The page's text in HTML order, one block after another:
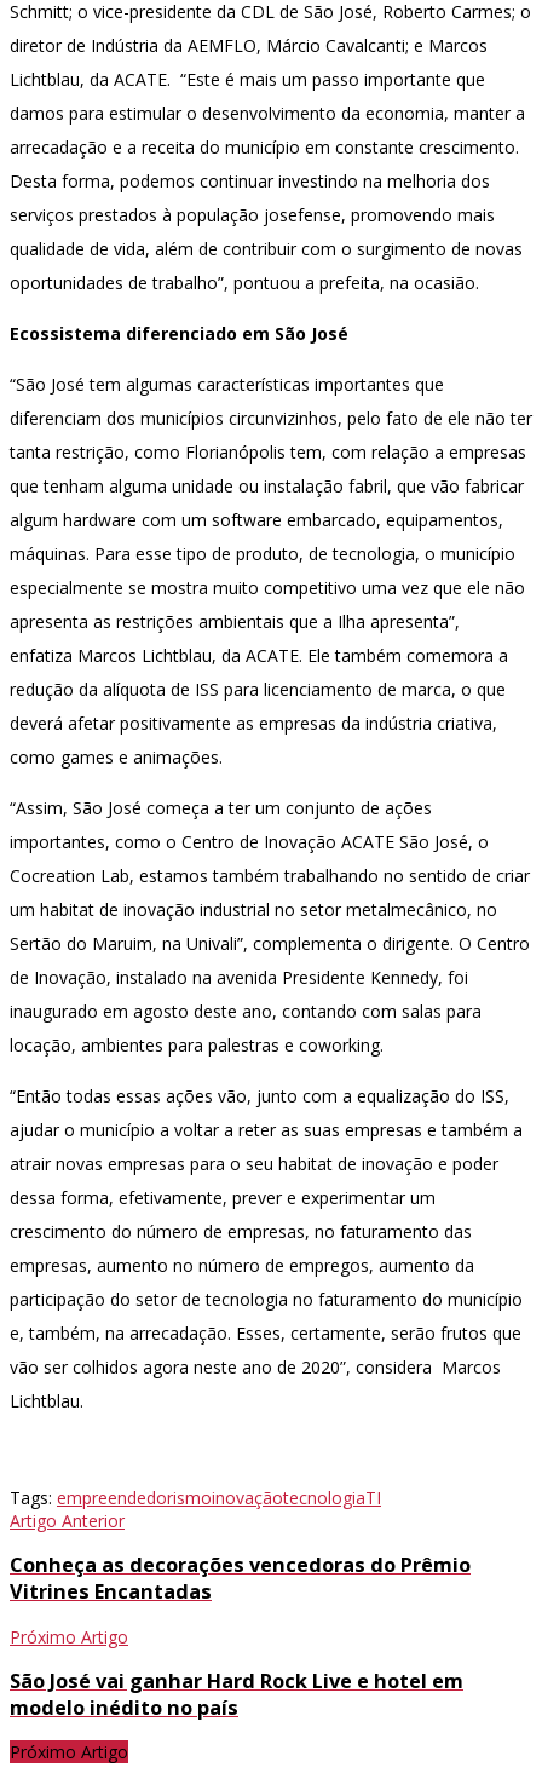
Schmitt; o vice-presidente da CDL de São José, Roberto Carmes; o
diretor de Indústria da AEMFLO, Márcio Cavalcanti; e Marcos
Lichtblau, da ACATE. “Este é mais um passo importante que
damos para estimular o desenvolvimento da economia, manter a
arrecadação e a receita do município em constante crescimento.
Desta forma, podemos continuar investindo na melhoria dos
serviços prestados à população josefense, promovendo mais
qualidade de vida, além de contribuir com o surgimento de novas
oportunidades de trabalho”, pontuou a prefeita, na ocasião.
Ecossistema diferenciado em São José
“São José tem algumas características importantes que
diferenciam dos municípios circunvizinhos, pelo fato de ele não ter
tanta restrição, como Florianópolis tem, com relação a empresas
que tenham alguma unidade ou instalação fabril, que vão fabricar
algum hardware com um software embarcado, equipamentos,
máquinas. Para esse tipo de produto, de tecnologia, o município
especialmente se mostra muito competitivo uma vez que ele não
apresenta as restrições ambientais que a Ilha apresenta”,
enfatiza Marcos Lichtblau, da ACATE. Ele também comemora a
redução da alíquota de ISS para licenciamento de marca, o que
deverá afetar positivamente as empresas da indústria criativa,
como games e animações.
“Assim, São José começa a ter um conjunto de ações
importantes, como o Centro de Inovação ACATE São José, o
Cocreation Lab, estamos também trabalhando no sentido de criar
um habitat de inovação industrial no setor metalmecânico, no
Sertão do Maruim, na Univali”, complementa o dirigente. O Centro
de Inovação, instalado na avenida Presidente Kennedy, foi
inaugurado em agosto deste ano, contando com salas para
locação, ambientes para palestras e coworking.
“Então todas essas ações vão, junto com a equalização do ISS,
ajudar o município a voltar a reter as suas empresas e também a
atrair novas empresas para o seu habitat de inovação e poder
dessa forma, efetivamente, prever e experimentar um
crescimento do número de empresas, no faturamento das
empresas, aumento no número de empregos, aumento da
participação do setor de tecnologia no faturamento do município
e, também, na arrecadação. Esses, certamente, serão frutos que
vão ser colhidos agora neste ano de 2020”, considera Marcos
Lichtblau.
Tags: empreendedorismoinovaçãotecnologiaTI
Artigo Anterior
Conheça as decorações vencedoras do Prêmio
Vitrines Encantadas
Próximo Artigo
São José vai ganhar Hard Rock Live e hotel em
modelo inédito no país
Próximo Artigo